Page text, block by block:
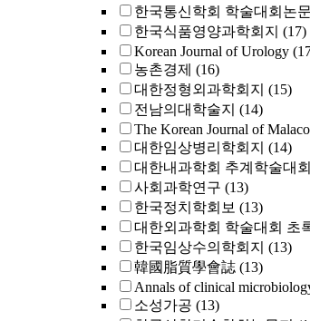
한국통신학회 학술대회논
한국식품영양과학회지 (17)
Korean Journal of Urology
농촌경제 (16)
대한정형외과학회지 (15)
전남의대학술지 (14)
The Korean Journal of
대한임상병리학회지 (14)
대한내과학회 추계학술대회
사회과학연구 (13)
한국정치학회보 (13)
대한외과학회 학술대회 초
한국임상수의학회지 (13)
韓國脂質學會誌 (13)
Annals of clinical
소성가공 (13)